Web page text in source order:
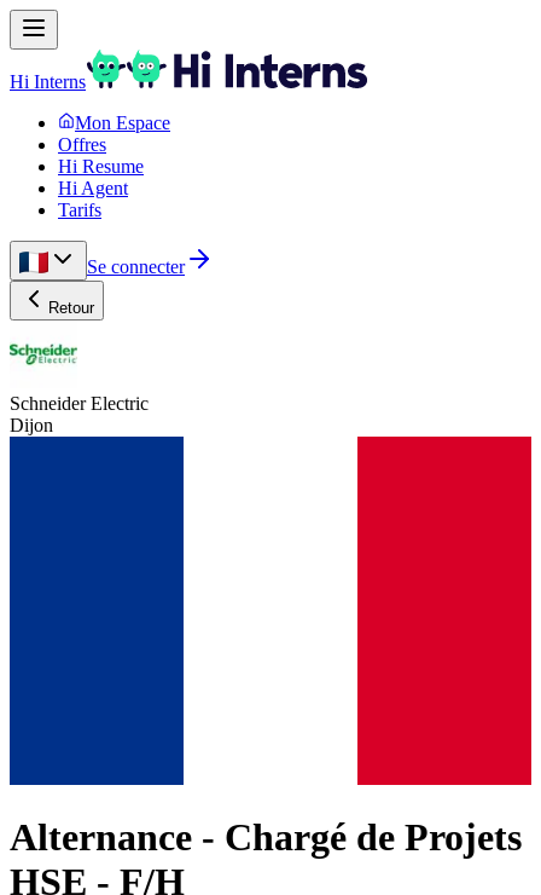
Hi Interns
Mon Espace
Offres
Hi Resume
Hi Agent
Tarifs
Se connecter
Retour
Schneider Electric
Dijon
Alternance - Chargé de Projets
HSE - F/H